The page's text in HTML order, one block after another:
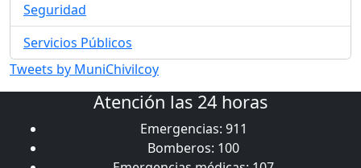
Seguridad
Servicios Públicos
Tweets by MuniChivilcoy
Atención las 24 horas
Emergencias: 911
Bomberos: 100